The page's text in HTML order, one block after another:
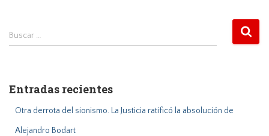
B
r
Buscar …
Entradas recientes
Otra derrota del sionismo. La Justicia ratificó la absolución de
Alejandro Bodart